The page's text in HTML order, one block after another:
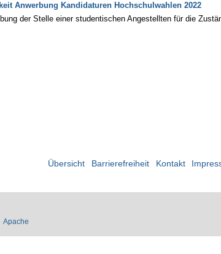
Anwerbung Kandidaturen Hochschulwahlen 2022
der Stelle einer studentischen Angestellten für die
Übersicht Barrierefreiheit Kontakt
Apache